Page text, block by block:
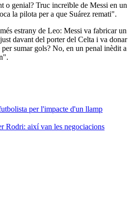
o genial? Truc increïble de Messi en un
la pilota per a que Suárez remati".
estrany de Leo: Messi va fabricar un
davant del porter del Celta i va donar
sumar gols? No, en un penal inèdit a
per l'impacte d'un llamp
Rodri: així van les negociacions